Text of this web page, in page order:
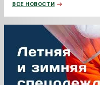
ВСЕ НОВОСТИ